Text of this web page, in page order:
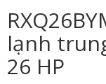
lạnh
26 HP